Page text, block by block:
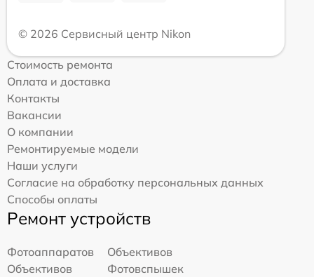
© 2026 Сервисный центр Nikon
Стоимость ремонта
Оплата и доставка
Контакты
Вакансии
О компании
Ремонтируемые модели
Наши услуги
Согласие на обработку персональных данных
Способы оплаты
Ремонт устройств
Фотоаппаратов
Объективов
Объективов
Фотовспышек